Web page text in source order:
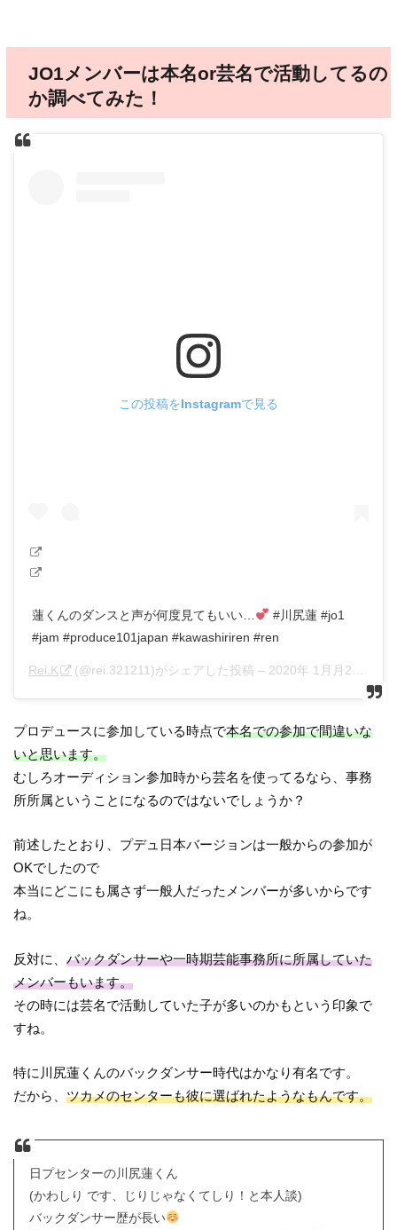
JO1メンバーは本名or芸名で活動してるの
か調べてみた！
この投稿をInstagramで見る
蓮くんのダンスと声が何度見てもいい…
#川尻蓮 #jo1
#jam #produce101japan #kawashiriren #ren
Rei.K (@rei.321211)がシェアした投稿 – 2020年 1月月25日午前5時03分PST
プロデュースに参加している時点で本名での参加で間違いな
いと思います。
むしろオーディション参加時から芸名を使ってるなら、事務
所所属ということになるのではないでしょうか？
前述したとおり、プデュ日本バージョンは一般からの参加が
OKでしたので
本当にどこにも属さず一般人だったメンバーが多いからです
ね。
反対に、バックダンサーや一時期芸能事務所に所属していた
メンバーもいます。
その時には芸名で活動していた子が多いのかもという印象で
すね。
特に川尻蓮くんのバックダンサー時代はかなり有名です。
だから、ツカメのセンターも彼に選ばれたようなもんです。
日プセンターの川尻蓮くん
(かわしり です、じりじゃなくてしり！と本人談)
バックダンサー歴が長い